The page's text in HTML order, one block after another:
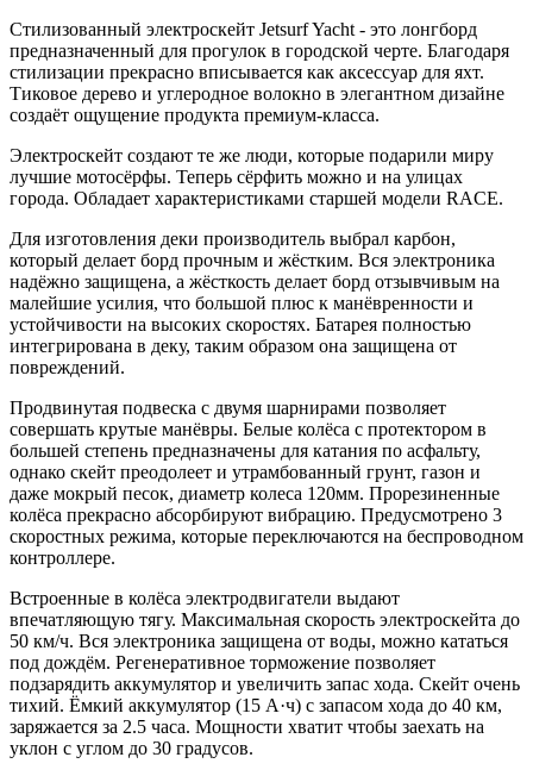
Стилизованный электроскейт Jetsurf Yacht - это лонгборд
предназначенный для прогулок в городской черте. Благодаря
стилизации прекрасно вписывается как аксессуар для яхт.
Тиковое дерево и углеродное волокно в элегантном дизайне
создаёт ощущение продукта премиум-класса.
Электроскейт создают те же люди, которые подарили миру
лучшие мотосёрфы. Теперь сёрфить можно и на улицах
города. Обладает характеристиками старшей модели RACE.
Для изготовления деки производитель выбрал карбон,
который делает борд прочным и жёстким. Вся электроника
надёжно защищена, а жёсткость делает борд отзывчивым на
малейшие усилия, что большой плюс к манёвренности и
устойчивости на высоких скоростях. Батарея полностью
интегрирована в деку, таким образом она защищена от
повреждений.
Продвинутая подвеска с двумя шарнирами позволяет
совершать крутые манёвры. Белые колёса с протектором в
большей степень предназначены для катания по асфальту,
однако скейт преодолеет и утрамбованный грунт, газон и
даже мокрый песок, диаметр колеса 120мм. Прорезиненные
колёса прекрасно абсорбируют вибрацию. Предусмотрено 3
скоростных режима, которые переключаются на беспроводном
контроллере.
Встроенные в колёса электродвигатели выдают
впечатляющую тягу. Максимальная скорость электроскейта до
50 км/ч. Вся электроника защищена от воды, можно кататься
под дождём. Регенеративное торможение позволяет
подзарядить аккумулятор и увеличить запас хода. Скейт очень
тихий. Ёмкий аккумулятор (15 А·ч) с запасом хода до 40 км,
заряжается за 2.5 часа. Мощности хватит чтобы заехать на
уклон с углом до 30 градусов.